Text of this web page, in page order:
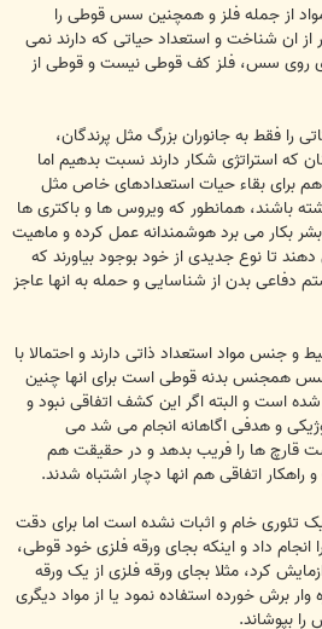
از جمله فلز و همچنین سس قوطی را
ان شناخت و استعداد حیاتی که دارند نمی
روی سس، فلز کف قوطی نیست و قوطی از
را فقط به جانوران بزرگ مثل پرندگان،
که استراتژی شکار دارند نسبت بدهیم اما
برای بقاء حیات استعدادهای خاص مثل
باشند، همانطور که ویروس ها و باکتری ها
بکار می برد هوشمندانه عمل کرده و ماهیت
دهند تا نوع جدیدی از خود بوجود بیاورند که
دفاعی بدن از شناسایی و حمله به انها عاجز
جنس مواد استعداد ذاتی دارند و احتمالا با
همجنس بدنه قوطی است برای انها چنین
است و البته اگر این کشف اتفاقی نبود و
و هدفی اگاهانه انجام می شد می
قارچ ها را فریب بدهد و در حقیقت هم
اتفاقی هم انها دچار اشتباه شدند.
تئوری خام و اثبات نشده است اما برای دقت
انجام داد و اینکه بجای ورقه فلزی خود قوطی،
کرد، مثلا بجای ورقه فلزی از یک ورقه
برش خورده استفاده نمود یا از مواد دیگری
بپوشاند.